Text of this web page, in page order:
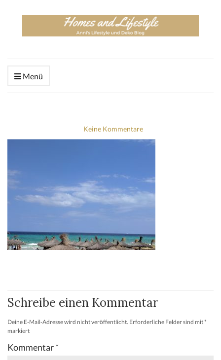
Menü
Keine Kommentare
Schreibe einen Kommentar
Deine E-Mail-Adresse wird nicht veröffentlicht. Erforderliche Felder sind mit*
markiert
Kommentar*